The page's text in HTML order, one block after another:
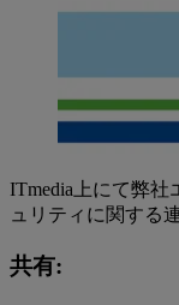
ITmedia上にて弊
ュリティに関する
共有: